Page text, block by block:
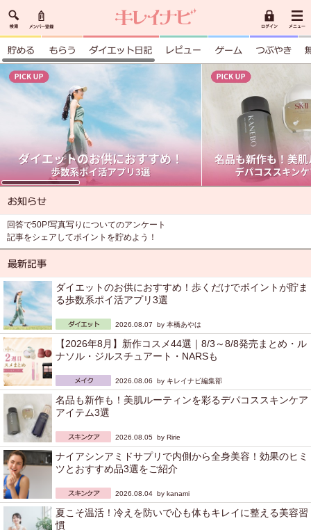
回答で50P!写真写りについてのアンケート
記事をシェアしてポイントを貯めよう！
ダイエットのお供におすすめ！歩くだけでポイントが貯ま
る歩数系ポイ活アプリ3選
2026.08.07 by 本橋あやは
【2026年8月】新作コスメ44選｜8/3～8/8発売まとめ・ル
ナソル・ジルスチュアート・NARSも
2026.08.06 by キレイナビ編集部
名品も新作も！美肌ルーティンを彩るデパコススキンケア
アイテム3選
2026.08.05 by Ririe
ナイアシンアミドサプリで内側から全身美容！効果のヒミ
ツとおすすめ品3選をご紹介
2026.08.04 by kanami
夏こそ温活！冷えを防いで心も体もキレイに整える美容習
慣